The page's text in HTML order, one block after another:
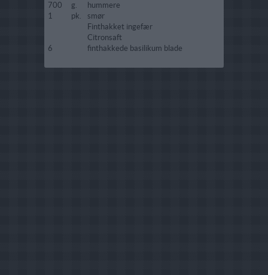
700 g.
hummere
1
pk.
smør
Finthakket ingefær
Citronsaft
6
finthakkede basilikum blade